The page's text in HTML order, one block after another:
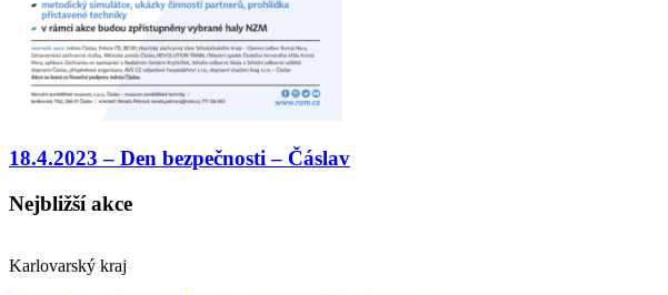
18.4.2023 – Den bezpečnosti – Čáslav
Nejbližší akce
Karlovarský kraj